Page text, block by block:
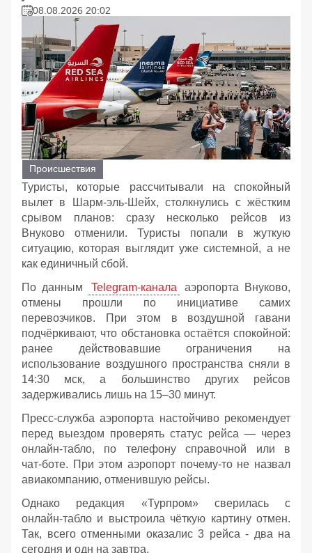
08.08.2026 20:02
Происшествия
Туристы, которые рассчитывали на спокойный
вылет в Шарм‑эль‑Шейх, столкнулись с жёстким
срывом планов: сразу несколько рейсов из
Внуково отменили. Туристы попали в жуткую
ситуацию, которая выглядит уже системной, а не
как единичный сбой.
По данным
Telegram‑канала
аэропорта Внуково,
отмены прошли по инициативе самих
перевозчиков. При этом в воздушной гавани
подчёркивают, что обстановка остаётся спокойной:
ранее действовавшие ограничения на
использование воздушного пространства сняли в
14:30 мск, а большинство других рейсов
задерживались лишь на 15–30 минут.
Пресс‑служба аэропорта настойчиво рекомендует
перед выездом проверять статус рейса — через
онлайн‑табло, по телефону справочной или в
чат‑боте. При этом аэропорт почему-то не назвал
авиакомпанию, отменившую рейсы.
Однако редакция «Турпром» сверилась с
онлайн‑табло и выстроила чёткую картину отмен.
Так, всего отменными оказалис 3 рейса - два на
сегодня и одн на завтра.